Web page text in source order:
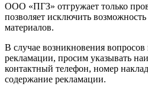
ООО «ПГЗ» отгружает только
позволяет исключить
материалов.
В случае возникновения вопросов
рекламации, просим указывать
контактный телефон, номер
содержание рекламации.